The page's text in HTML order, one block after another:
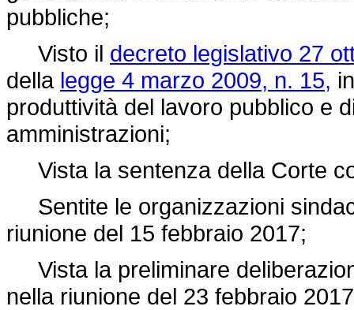
pubbliche;
Visto il decreto legislativo 27
della legge 4 marzo 2009, n. 15,
produttività del lavoro pubblico e
amministrazioni;
Vista la sentenza della Corte
Sentite le organizzazioni
riunione del 15 febbraio 2017;
Vista la preliminare
nella riunione del 23 febbraio